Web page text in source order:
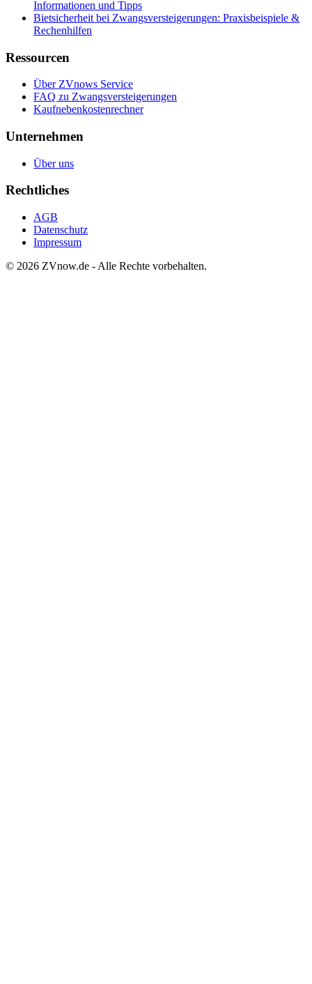
Informationen und Tipps
Bietsicherheit bei Zwangsversteigerungen: Praxisbeispiele &
Rechenhilfen
Ressourcen
Über ZVnows Service
FAQ zu Zwangsversteigerungen
Kaufnebenkostenrechner
Unternehmen
Über uns
Rechtliches
AGB
Datenschutz
Impressum
© 2026 ZVnow.de - Alle Rechte vorbehalten.